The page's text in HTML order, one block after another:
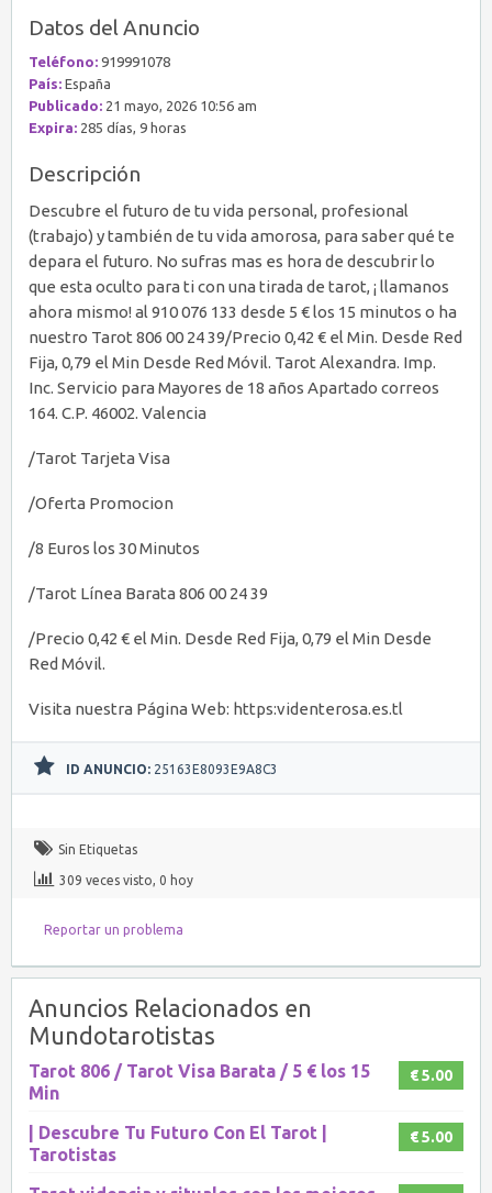
Datos del Anuncio
Teléfono: 919991078
País: España
Publicado: 21 mayo, 2026 10:56 am
Expira: 285 días, 9 horas
Descripción
Descubre el futuro de tu vida personal, profesional
(trabajo) y también de tu vida amorosa, para saber qué te
depara el futuro. No sufras mas es hora de descubrir lo
que esta oculto para ti con una tirada de tarot, ¡ llamanos
ahora mismo! al 910 076 133 desde 5 € los 15 minutos o ha
nuestro Tarot 806 00 24 39/Precio 0,42 € el Min. Desde Red
Fija, 0,79 el Min Desde Red Móvil. Tarot Alexandra. Imp.
Inc. Servicio para Mayores de 18 años Apartado correos
164. C.P. 46002. Valencia
/Tarot Tarjeta Visa
/Oferta Promocion
/8 Euros los 30 Minutos
/Tarot Línea Barata 806 00 24 39
/Precio 0,42 € el Min. Desde Red Fija, 0,79 el Min Desde
Red Móvil.
Visita nuestra Página Web: https:videnterosa.es.tl
ID ANUNCIO: 25163E8093E9A8C3
Sin Etiquetas
309 veces visto, 0 hoy
Reportar un problema
Anuncios Relacionados en
Mundotarotistas
€ 5.00
Tarot 806 / Tarot Visa Barata / 5 € los 15
Min
€ 5.00
| Descubre Tu Futuro Con El Tarot |
Tarotistas